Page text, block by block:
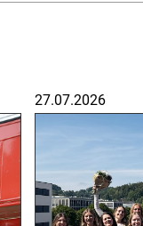
27.07.2026